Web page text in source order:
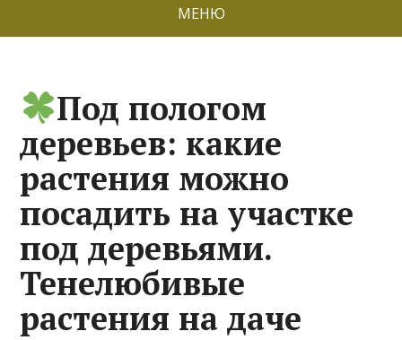
МЕНЮ
Под пологом
деревьев: какие
растения можно
посадить на участке
под деревьями.
Тенелюбивые
растения на даче